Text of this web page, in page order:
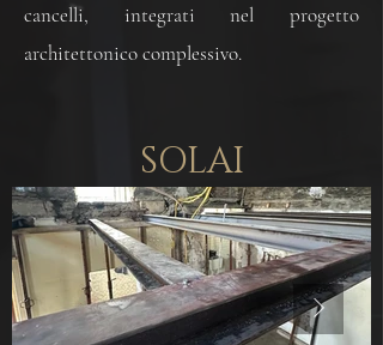
cancelli, integrati nel progetto
architettonico complessivo.
SOLAI